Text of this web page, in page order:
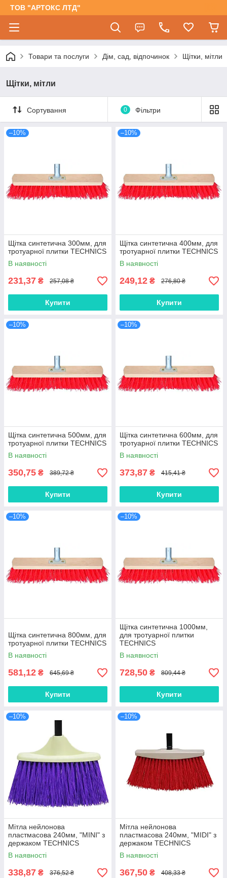
ТОВ "АРТОКС ЛТД"
Товари та послуги Дім, сад, відпочинок Щітки, мітли
Щітки, мітли
Сортування 0 Фільтри
–10%
Щітка синтетична 300мм, для
тротуарної плитки TECHNICS
В наявності
231,37 ₴ 257,08 ₴
Купити
–10%
Щітка синтетична 400мм, для
тротуарної плитки TECHNICS
В наявності
249,12 ₴ 276,80 ₴
Купити
–10%
Щітка синтетична 500мм, для
тротуарної плитки TECHNICS
В наявності
350,75 ₴ 389,72 ₴
Купити
–10%
Щітка синтетична 600мм, для
тротуарної плитки TECHNICS
В наявності
373,87 ₴ 415,41 ₴
Купити
–10%
Щітка синтетична 800мм, для
тротуарної плитки TECHNICS
В наявності
581,12 ₴ 645,69 ₴
Купити
–10%
Щітка синтетична 1000мм,
для тротуарної плитки
TECHNICS
В наявності
728,50 ₴ 809,44 ₴
Купити
–10%
Мітла нейлонова
пластмасова 240мм, "MINI" з
держаком TECHNICS
В наявності
338,87 ₴ 376,52 ₴
–10%
Мітла нейлонова
пластмасова 240мм, "MIDI" з
держаком TECHNICS
В наявності
367,50 ₴ 408,33 ₴